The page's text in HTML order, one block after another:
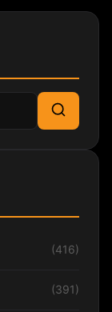
Cerca
(416)
(391)